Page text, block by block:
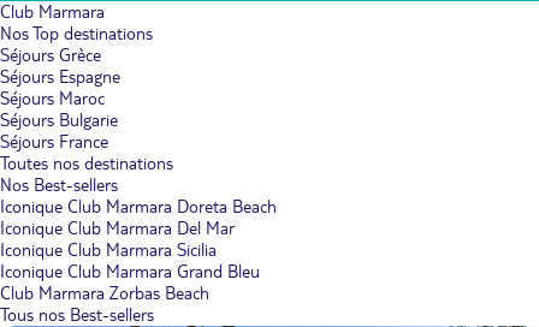
Club Marmara
Nos Top destinations
Séjours Grèce
Séjours Espagne
Séjours Maroc
Séjours Bulgarie
Séjours France
Toutes nos destinations
Nos Best-sellers
Iconique Club Marmara Doreta Beach
Iconique Club Marmara Del Mar
Iconique Club Marmara Sicilia
Iconique Club Marmara Grand Bleu
Club Marmara Zorbas Beach
Tous nos Best-sellers